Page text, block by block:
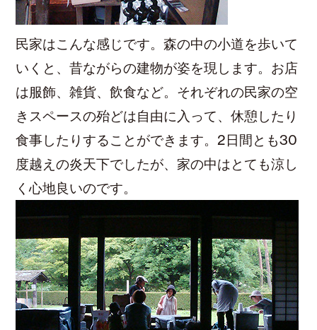
民家はこんな感じです。森の中の小道を歩いて
いくと、昔ながらの建物が姿を現します。お店
は服飾、雑貨、飲食など。それぞれの民家の空
きスペースの殆どは自由に入って、休憩したり
食事したりすることができます。2日間とも30
度越えの炎天下でしたが、家の中はとても涼し
く心地良いのです。